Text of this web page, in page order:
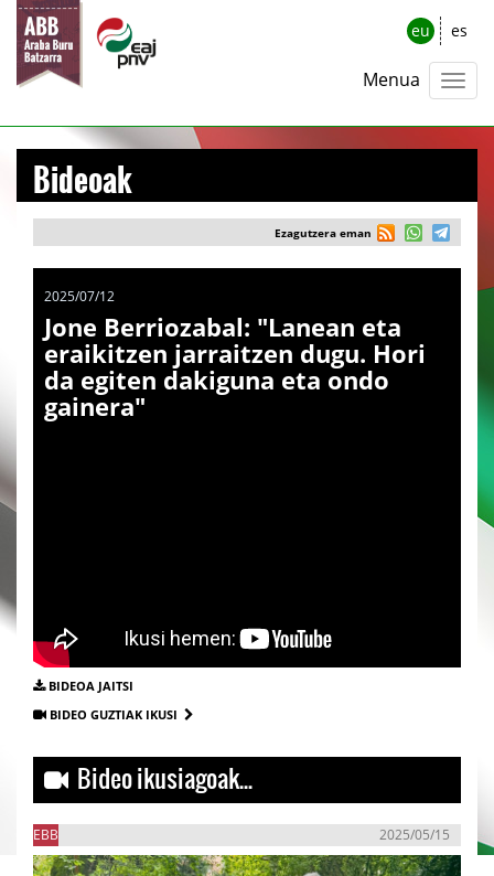
eu es
Menua
Bideoak
Ezagutzera eman
2025/07/12
Jone Berriozabal: "Lanean eta
eraikitzen jarraitzen dugu. Hori
da egiten dakiguna eta ondo
gainera"
BIDEOA JAITSI
BIDEO GUZTIAK IKUSI
Bideo ikusiagoak...
EBB 2025/05/15